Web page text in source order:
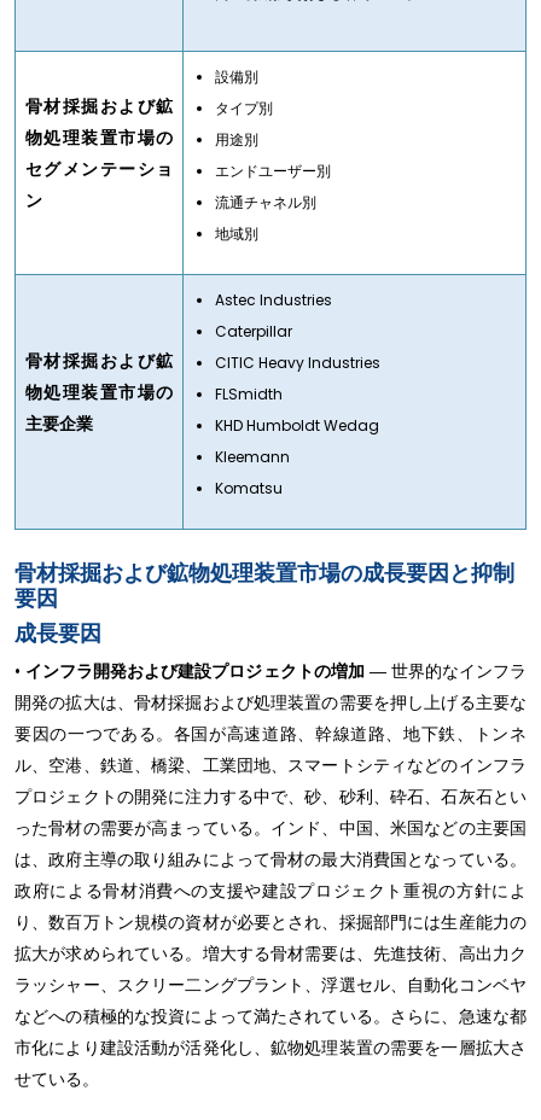
骨材採掘および鉱
物処理装置市場の
セグメンテーショ
ン
設備別
タイプ別
用途別
エンドユーザー別
流通チャネル別
地域別
骨材採掘および鉱
物処理装置市場の
主要企業
Astec Industries
Caterpillar
CITIC Heavy Industries
FLSmidth
KHD Humboldt Wedag
Kleemann
Komatsu
骨材採掘および鉱物処理装置市場の成長要因と抑制
要因
成長要因
• インフラ開発および建設プロジェクトの増加― 世界的なインフラ
開発の拡大は、骨材採掘および処理装置の需要を押し上げる主要な
要因の一つである。各国が高速道路、幹線道路、地下鉄、トンネ
ル、空港、鉄道、橋梁、工業団地、スマートシティなどのインフラ
プロジェクトの開発に注力する中で、砂、砂利、砕石、石灰石とい
った骨材の需要が高まっている。インド、中国、米国などの主要国
は、政府主導の取り組みによって骨材の最大消費国となっている。
政府による骨材消費への支援や建設プロジェクト重視の方針によ
り、数百万トン規模の資材が必要とされ、採掘部門には生産能力の
拡大が求められている。増大する骨材需要は、先進技術、高出力ク
ラッシャー、スクリー二ングプラント、浮選セル、自動化コンベヤ
などへの積極的な投資によって満たされている。さらに、急速な都
市化により建設活動が活発化し、鉱物処理装置の需要を一層拡大さ
せている。